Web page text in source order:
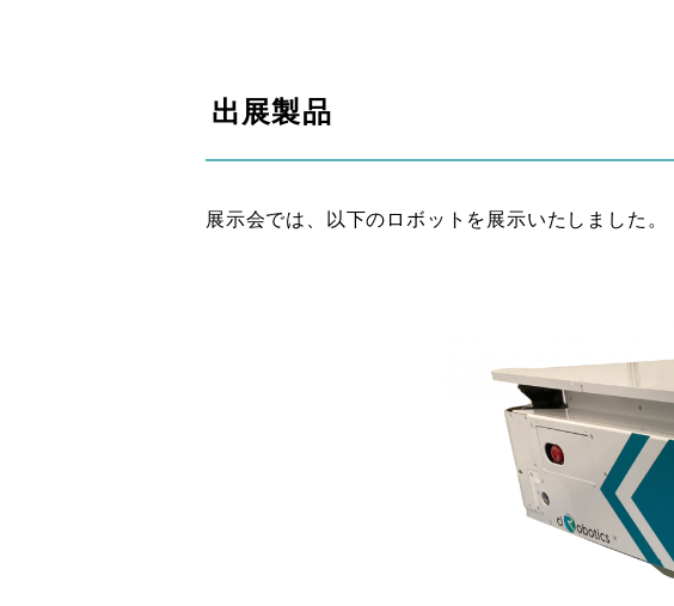
出展製品
展示会では、以下のロボットを展示いたしました。